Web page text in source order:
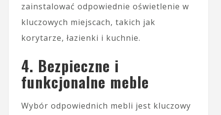
zainstalować odpowiednie oświetlenie w
kluczowych miejscach, takich jak
korytarze, łazienki i kuchnie.
4. Bezpieczne i
funkcjonalne meble
Wybór odpowiednich mebli jest kluczowy